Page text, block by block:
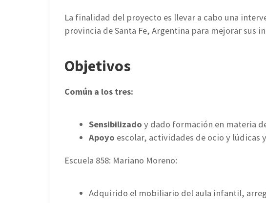
La finalidad del proyecto es llevar a cabo una
provincia de Santa Fe, Argentina para mejorar sus
Objetivos
Común a los tres:
Sensibilizado y dado formación en materia
Apoyo escolar, actividades de ocio y lúdicas
Escuela 858: Mariano Moreno:
Adquirido el mobiliario del aula infantil,